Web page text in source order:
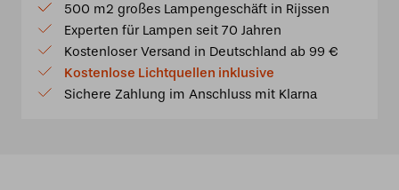
Kronleuchter
Lovely
Narcissus
Menge
500 m2 großes Lampengeschäft in Rijssen
Experten für Lampen seit 70 Jahren
Kostenloser Versand in Deutschland ab 99 €
Kostenlose Lichtquellen inklusive
Sichere Zahlung im Anschluss mit Klarna